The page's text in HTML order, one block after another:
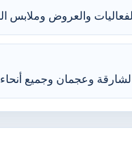
والعروض وملابس
وعجمان وجميع أنحاء